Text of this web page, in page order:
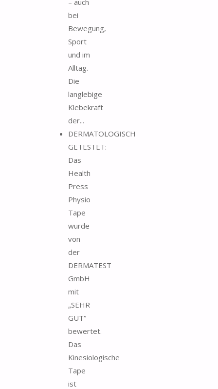
bei
Bewegung,
Sport
und im
Alltag.
Die
langlebige
Klebekraft
der...
DERMATOLOGISCH
GETESTET:
Das
Health
Press
Physio
Tape
wurde
von
der
DERMATEST
GmbH
mit
„SEHR
GUT“
bewertet.
Das
Kinesiologische
Tape
ist